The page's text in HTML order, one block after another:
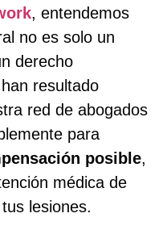
, entendemos
no es solo un
derecho
resultado
red de abogados
para
posible,
médica de
lesiones.